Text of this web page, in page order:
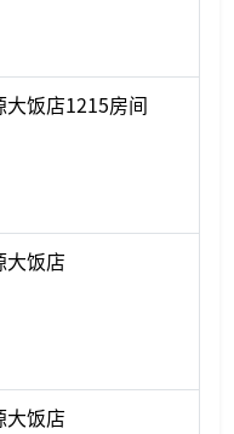
大饭店1215房间
大饭店
大饭店